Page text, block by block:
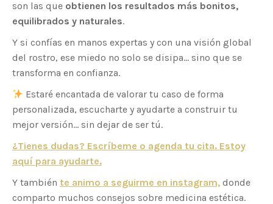
son las que obtienen los resultados más bonitos,
equilibrados y naturales.
Y si confías en manos expertas y con una visión global
del rostro, ese miedo no solo se disipa… sino que se
transforma en confianza.
Estaré encantada de valorar tu caso de forma
personalizada, escucharte y ayudarte a construir tu
mejor versión… sin dejar de ser tú.
¿Tienes dudas? Escríbeme o agenda tu cita. Estoy
aquí para ayudarte.
Y también te animo a seguirme en instagram, donde
comparto muchos consejos sobre medicina estética.